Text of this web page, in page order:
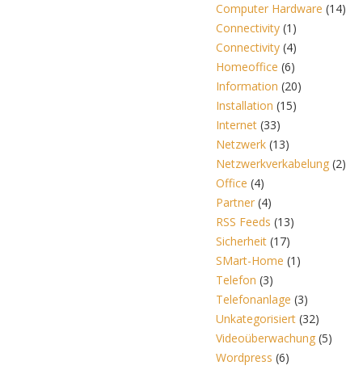
Computer Hardware (14)
Connectivity(1)
Connectivity(4)
Homeoffice (6)
Information (20)
Installation (15)
Internet(33)
Netzwerk(13)
Netzwerkverkabelung(2)
Office (4)
Partner(4)
RSS Feeds (13)
Sicherheit(17)
SMart-Home (1)
Telefon (3)
Telefonanlage (3)
Unkategorisiert(32)
Videoüberwachung(5)
Wordpress (6)